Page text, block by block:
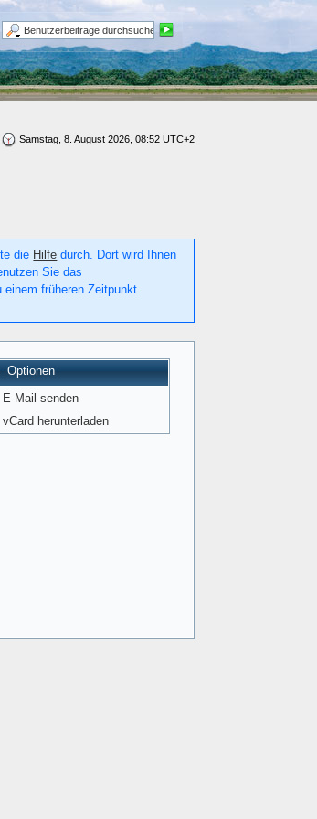
Samstag, 8. August 2026, 08:52 UTC+2
die Hilfe durch. Dort wird Ihnen
Sie das
früheren Zeitpunkt
Optionen
E-Mail senden
vCard herunterladen